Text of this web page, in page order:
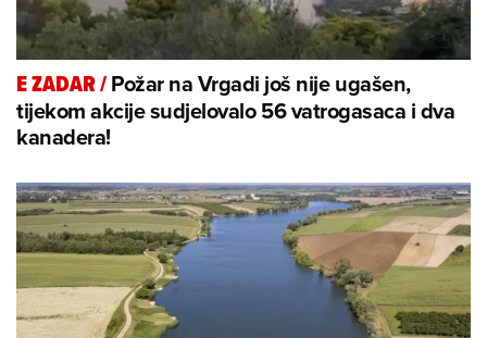
E ZADAR/Požar na Vrgadi još nije ugašen,
tijekom akcije sudjelovalo 56 vatrogasaca i dva
kanadera!